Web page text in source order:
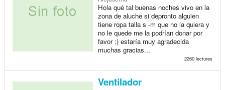
Hola qué tal buenas noches vivo en la
zona de aluche si depronto alguien
tiene ropa talla s -m que no la quiera y
no le quede me la podrían donar por
favor :) estaría muy agradecida
muchas gracias...
2260 lectures
Ventilador